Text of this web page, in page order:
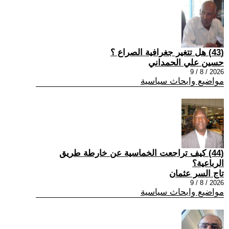
(43) هل تتغير جغرافية الصراع ؟
حسين علي الحمداني
2026 / 8 / 9
مواضيع وابحاث سياسية
(44) كيف تراجعت الخماسية عن خارطة طريق
الرباعية؟
تاج السر عثمان
2026 / 8 / 9
مواضيع وابحاث سياسية